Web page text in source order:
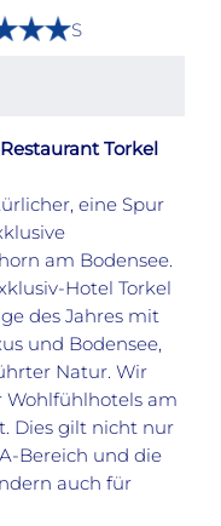
S
Torkel
eine Spur
am Bodensee.
Hotel Torkel
des Jahres mit
und Bodensee,
Natur. Wir
Wohlfühlhotels am
Dies gilt nicht nur
Bereich und die
auch für